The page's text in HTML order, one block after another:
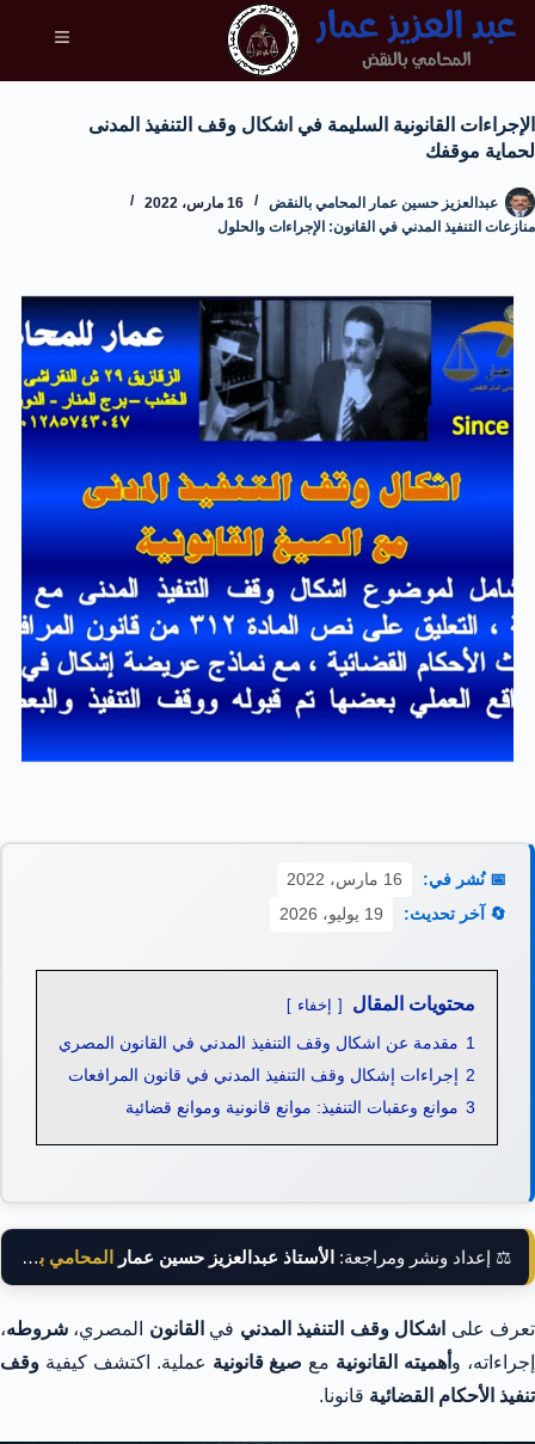
الإجراءات القانونية السليمة في اشكال وقف التنفيذ المدنى
لحماية موقفك
عبدالعزيز حسين عمار المحامي بالنقض
16 مارس، 2022
منازعات التنفيذ المدني في القانون: الإجراءات والحلول
📅 نُشر في:
16 مارس، 2022
🔄 آخر تحديث:
19 يوليو، 2026
محتويات المقال إخفاء
1 مقدمة عن اشكال وقف التنفيذ المدني في القانون المصري
2 إجراءات إشكال وقف التنفيذ المدني في قانون المرافعات
3 موانع وعقبات التنفيذ: موانع قانونية وموانع قضائية
⚖️ إعداد ونشر ومراجعة: الأستاذ عبدالعزيز حسين عمار المحامي بالنقض
تعرف على اشكال وقف التنفيذ المدني في القانون المصري، شروطه،
إجراءاته، و أهميته القانونية مع صيغ قانونية عملية. اكتشف كيفية وقف
تنفيذ الأحكام القضائية قانونا.